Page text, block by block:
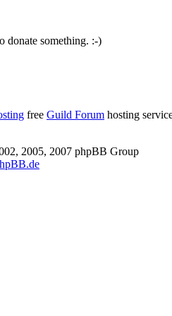
donate something. :-)
free Guild Forum hosting
2005, 2007 phpBB Group